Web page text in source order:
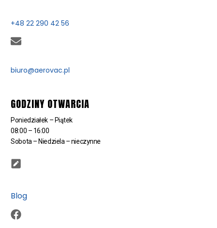
+48 22 290 42 56
biuro@aerovac.pl
GODZINY OTWARCIA
Poniedziałek – Piątek
08:00 – 16:00
Sobota – Niedziela – nieczynne
Blog